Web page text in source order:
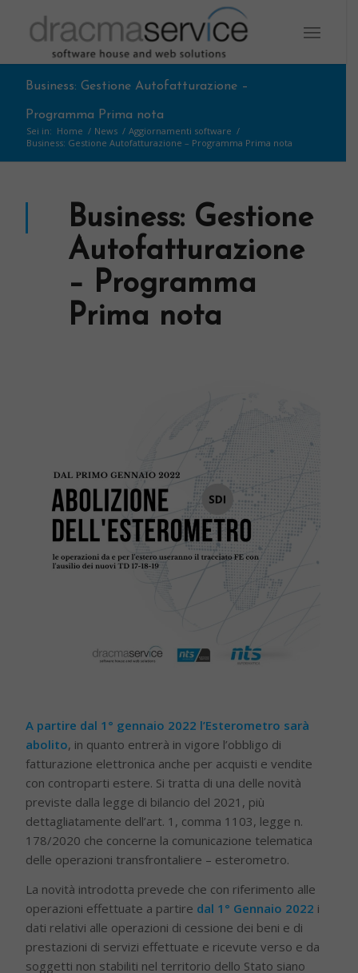
Business: Gestione Autofatturazione –
Programma Prima nota
Sei in: Home / News / Aggiornamenti software /
Business: Gestione Autofatturazione – Programma Prima nota
Business: Gestione
Autofatturazione
– Programma
Prima nota
A partire dal 1° gennaio 2022 l’Esterometro sarà
abolito, in quanto entrerà in vigore l’obbligo di
fatturazione elettronica anche per acquisti e vendite
con controparti estere. Si tratta di una delle novità
previste dalla legge di bilancio del 2021, più
dettagliatamente dell’art. 1, comma 1103, legge n.
178/2020 che concerne la comunicazione telematica
delle operazioni transfrontaliere – esterometro.
La novità introdotta prevede che con riferimento alle
operazioni effettuate a partire dal 1° Gennaio 2022 i
dati relativi alle operazioni di cessione dei beni e di
prestazioni di servizi effettuate e ricevute verso e da
soggetti non stabiliti nel territorio dello Stato siano